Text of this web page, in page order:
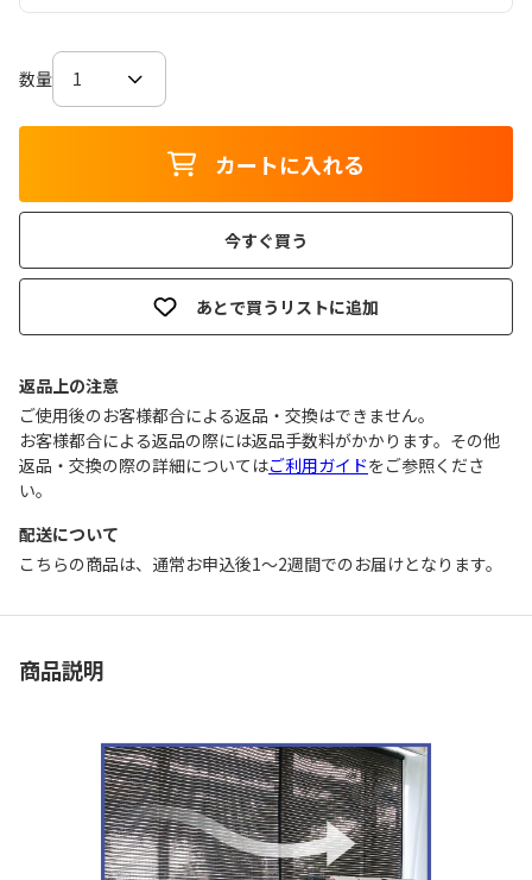
数量
カートに入れる
今すぐ買う
あとで買うリストに追加
返品上の注意
ご使用後のお客様都合による返品・交換はできません｡
お客様都合による返品の際には返品手数料がかかります。その他
返品・交換の際の詳細についてはご利用ガイドをご参照くださ
い。
配送について
こちらの商品は、通常お申込後1～2週間でのお届けとなります。
商品説明